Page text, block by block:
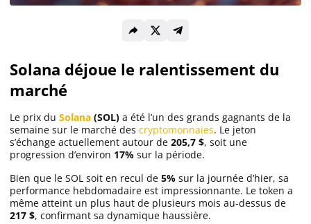
Ripple (XRP)
Dogecoin (DOGE)
Binance Coin (BNB)
Solana déjoue le ralentissement du
marché
Le prix du Solana (SOL) a été l’un des grands gagnants de la
semaine sur le marché des cryptomonnaies. Le jeton
s’échange actuellement autour de 205,7 $, soit une
progression d’environ 17% sur la période.
Bien que le SOL soit en recul de 5% sur la journée d’hier, sa
performance hebdomadaire est impressionnante. Le token a
même atteint un plus haut de plusieurs mois au-dessus de
217 $, confirmant sa dynamique haussière.